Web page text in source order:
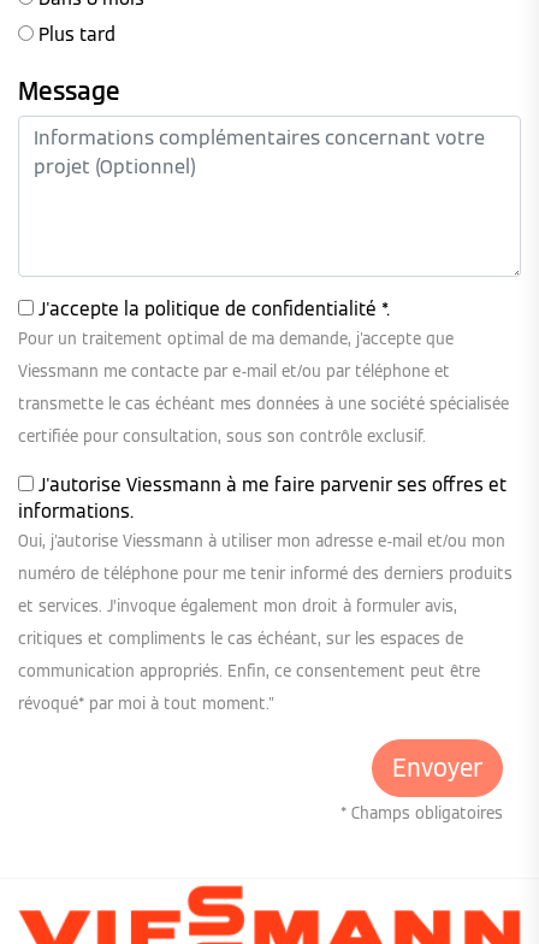
Plus tard
Message
J'accepte la politique de confidentialité *.
Pour un traitement optimal de ma demande, j'accepte que
Viessmann me contacte par e-mail et/ou par téléphone et
transmette le cas échéant mes données à une société spécialisée
certifiée pour consultation, sous son contrôle exclusif.
J'autorise Viessmann à me faire parvenir ses offres et
informations.
Oui, j'autorise Viessmann à utiliser mon adresse e-mail et/ou mon
numéro de téléphone pour me tenir informé des derniers produits
et services. J’invoque également mon droit à formuler avis,
critiques et compliments le cas échéant, sur les espaces de
communication appropriés. Enfin, ce consentement peut être
révoqué* par moi à tout moment."
* Champs obligatoires